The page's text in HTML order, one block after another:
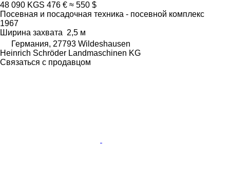
48 090 KGS 476 € ≈ 550 $
Посевная и посадочная техника - посевной комплекс
1967
Ширина захвата 2,5 м
Германия, 27793 Wildeshausen
Heinrich Schröder Landmaschinen KG
Связаться с продавцом